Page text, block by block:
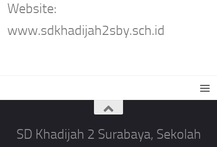
Website:
www.sdkhadijah2sby.sch.id
SD Khadijah 2 Surabaya, Sekolah